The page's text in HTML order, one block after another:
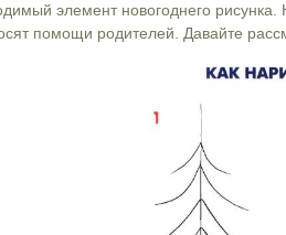
элемент новогоднего рисунка.
помощи родителей. Давайте